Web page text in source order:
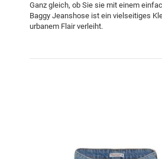
Ganz gleich, ob Sie sie mit einem
Baggy Jeanshose ist ein vielseitiges
urbanem Flair verleiht.